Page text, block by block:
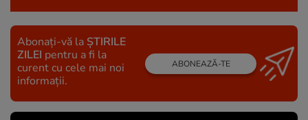
Abonați-vă la ȘTIRILE
ZILEI pentru a fi la
curent cu cele mai noi
informații.
ABONEAZĂ-TE